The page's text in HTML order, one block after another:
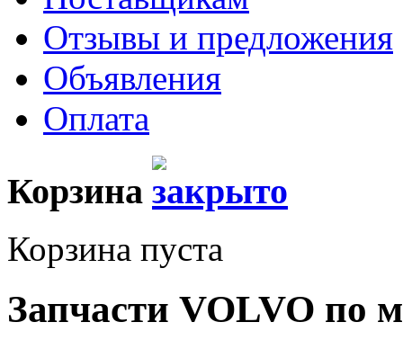
Отзывы и предложения
Объявления
Оплата
Корзина
Корзина пуста
Запчасти VOLVO по